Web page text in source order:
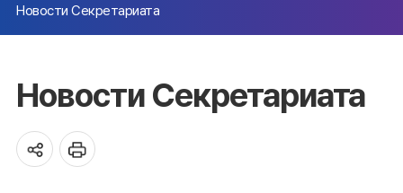
Новости Секретариата
Новости Секретариата